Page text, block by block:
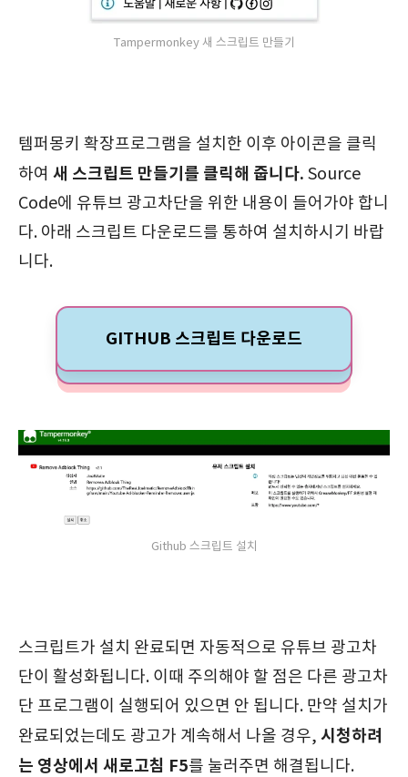
Tampermonkey 새 스크립트 만들기
템퍼몽키 확장프로그램을 설치한 이후 아이콘을 클릭
하여 새 스크립트 만들기를 클릭해 줍니다. Source
Code에 유튜브 광고차단을 위한 내용이 들어가야 합니
다. 아래 스크립트 다운로드를 통하여 설치하시기 바랍
니다.
GITHUB 스크립트 다운로드
Github 스크립트 설치
스크립트가 설치 완료되면 자동적으로 유튜브 광고차
단이 활성화됩니다. 이때 주의해야 할 점은 다른 광고차
단 프로그램이 실행되어 있으면 안 됩니다. 만약 설치가
완료되었는데도 광고가 계속해서 나올 경우, 시청하려
는 영상에서 새로고침 F5를 눌러주면 해결됩니다.